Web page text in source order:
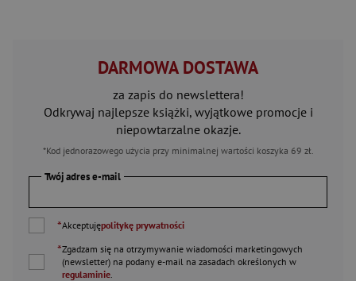
DARMOWA DOSTAWA
za zapis do newslettera!
Odkrywaj najlepsze książki, wyjątkowe promocje i
niepowtarzalne okazje.
*Kod jednorazowego użycia przy minimalnej wartości koszyka 69 zł.
Twój adres e-mail
*Akceptujępolitykę prywatności
*Zgadzam się na otrzymywanie wiadomości marketingowych
(newsletter) na podany e-mail na zasadach określonych w
regulaminie